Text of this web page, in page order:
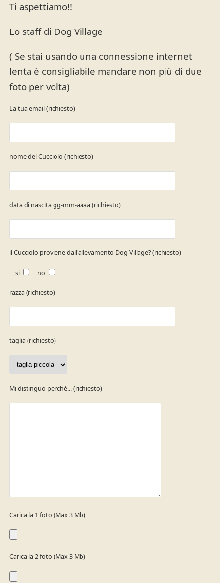
Ti aspettiamo!!
Lo staff di Dog Village
( Se stai usando una connessione internet
lenta è consigliabile mandare non più di due
foto per volta)
La tua email (richiesto)
nome del Cucciolo (richiesto)
data di nascita gg-mm-aaaa (richiesto)
il Cucciolo proviene dall'allevamento Dog Village? (richiesto)
si no
razza (richiesto)
taglia (richiesto)
Mi distinguo perchè... (richiesto)
Carica la 1 foto (Max 3 Mb)
Carica la 2 foto (Max 3 Mb)